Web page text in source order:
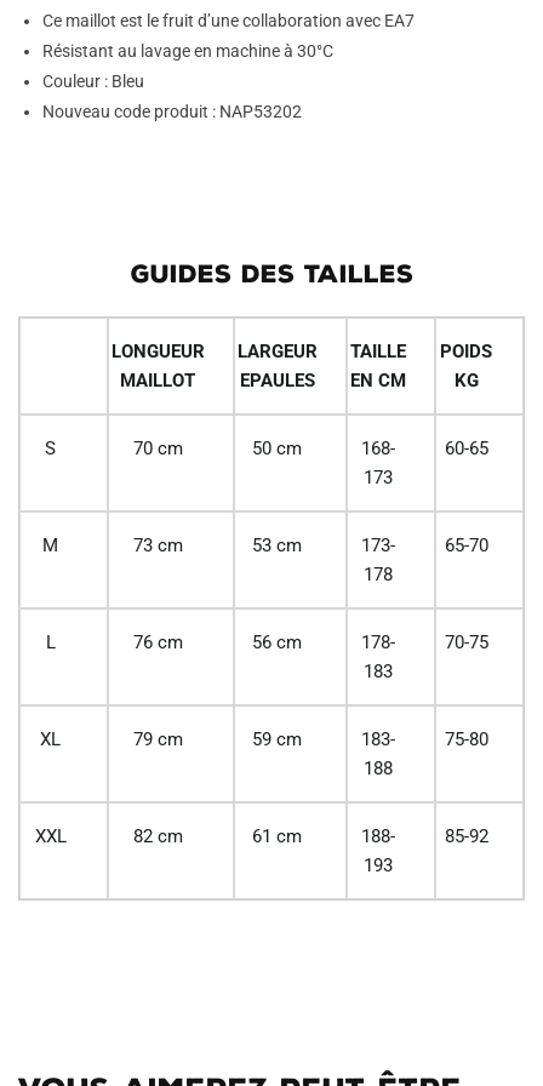
Ce maillot est le fruit d’une collaboration avec EA7
Résistant au lavage en machine à 30°C
Couleur : Bleu
Nouveau code produit : NAP53202
GUIDES DES TAILLES
LONGUEUR
MAILLOT
LARGEUR
EPAULES
TAILLE
EN CM
POIDS
KG
S 70 cm 50 cm
168-
173
60-65
M 73 cm 53 cm
173-
178
65-70
L 76 cm 56 cm
178-
183
70-75
XL 79 cm 59 cm
183-
188
75-80
XXL 82 cm 61 cm
188-
193
85-92